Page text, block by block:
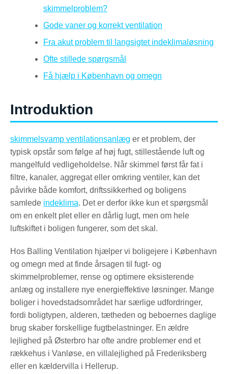
skimmelproblem?
Gode vaner og korrekt ventilation
Fra akut problem til langsigtet indeklimaløsning
Ofte stillede spørgsmål
Få hjælp i København og omegn
Introduktion
skimmelsvamp ventilationsanlæg er et problem, der
typisk opstår som følge af høj fugt, stillestående luft og
mangelfuld vedligeholdelse. Når skimmel først får fat i
filtre, kanaler, aggregat eller omkring ventiler, kan det
påvirke både komfort, driftssikkerhed og boligens
samlede indeklima. Det er derfor ikke kun et spørgsmål
om en enkelt plet eller en dårlig lugt, men om hele
luftskiftet i boligen fungerer, som det skal.
Hos Balling Ventilation hjælper vi boligejere i København
og omegn med at finde årsagen til fugt- og
skimmelproblemer, rense og optimere eksisterende
anlæg og installere nye energieffektive løsninger. Mange
boliger i hovedstadsområdet har særlige udfordringer,
fordi boligtypen, alderen, tætheden og beboernes daglige
brug skaber forskellige fugtbelastninger. En ældre
lejlighed på Østerbro har ofte andre problemer end et
rækkehus i Vanløse, en villalejlighed på Frederiksberg
eller en kældervilla i Hellerup.